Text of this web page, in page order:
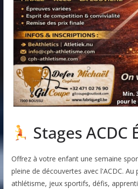
Stages ACDC
Offrez à votre enfant une semaine
pleine de découvertes avec l'ACDC. Au
athlétisme, jeux sportifs, défis,